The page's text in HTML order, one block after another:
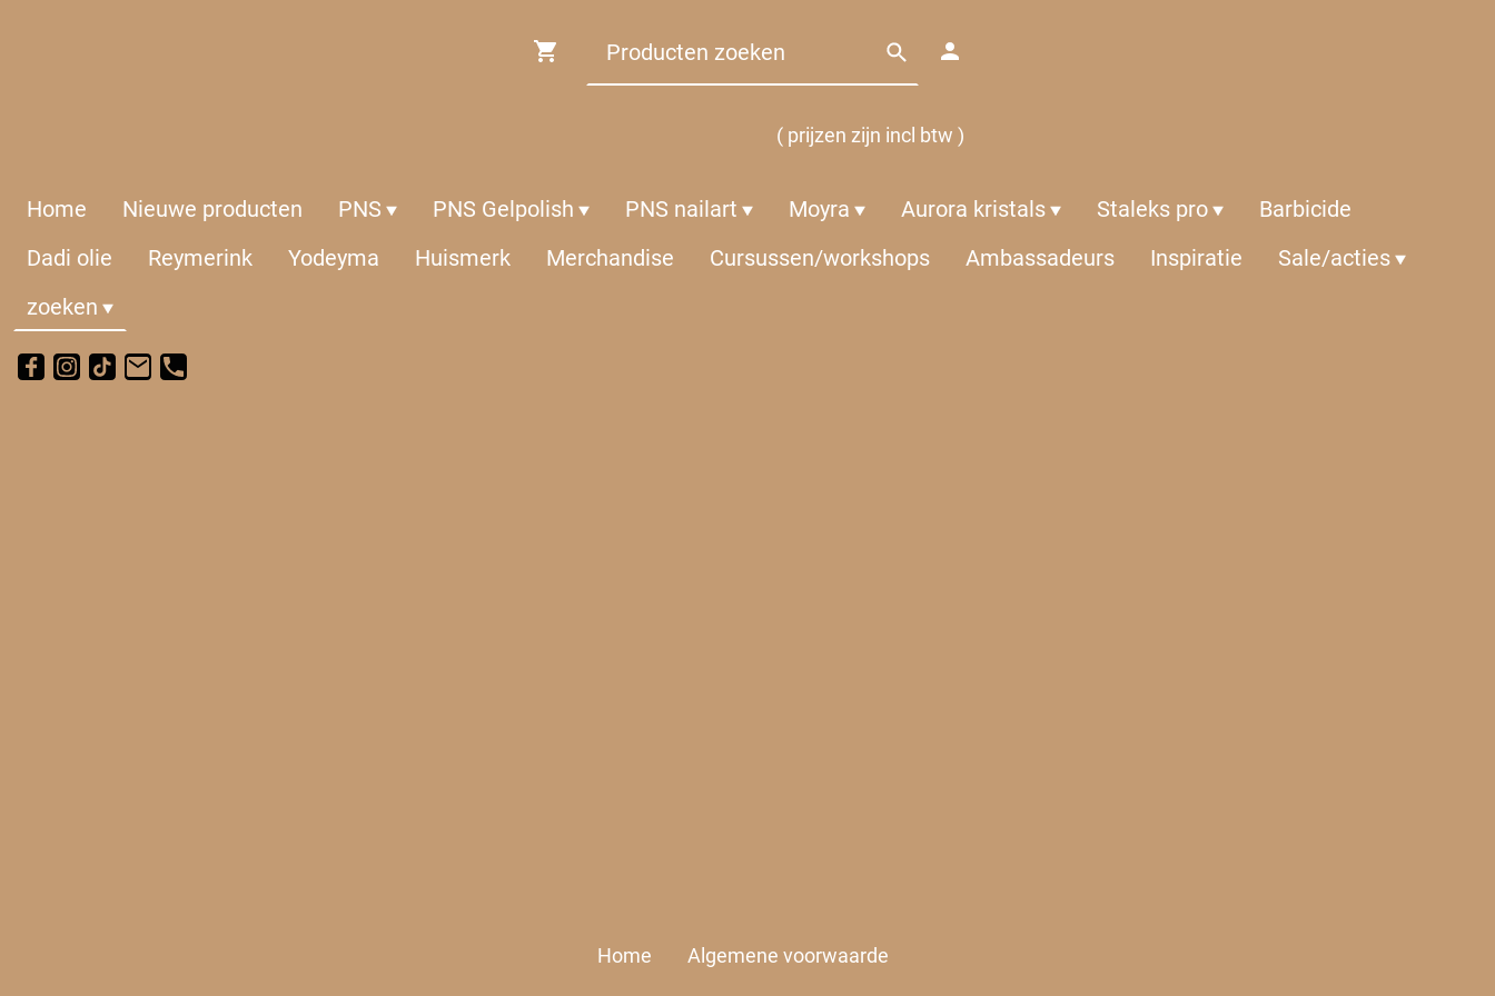
( prijzen zijn incl btw )
Home Nieuwe producten PNS PNS Gelpolish PNS nailart Moyra Aurora kristals Staleks pro
Barbicide
Dadi olie
Reymerink Yodeyma Huismerk Merchandise Cursussen/workshops Ambassadeurs Inspiratie
Sale/acties
zoeken
Home Algemene voorwaarde